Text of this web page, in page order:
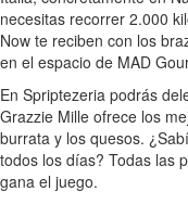
necesitas recorrer 2.000
Now te reciben con los
en el espacio de MAD
En Spriptezeria podrás
Grazzie Mille ofrece los
burrata y los quesos.
todos los días? Todas las
gana el juego.